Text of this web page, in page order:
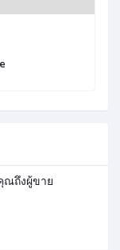
ณถึงผู้ขาย